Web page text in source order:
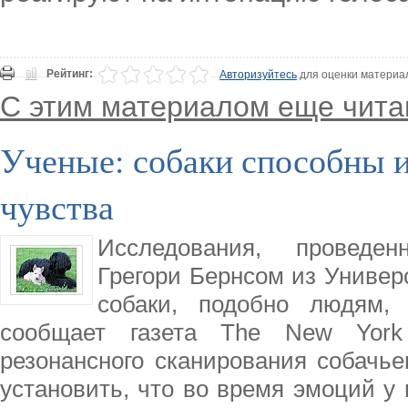
Рейтинг: Авторизуйтесьдля оценки
С этим материалом еще
Ученые: собаки способны
чувства
Исследования,
Грегори Бернсом из
собаки, подобно людям,
сообщает газета Тhe New
резонансного сканирования
установить, что во время эмоций